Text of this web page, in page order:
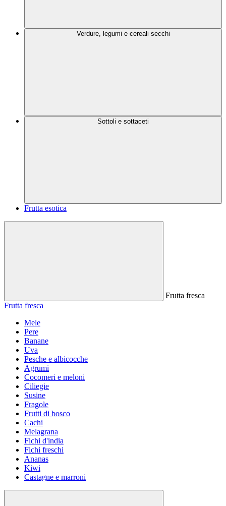
Verdure, legumi e cereali secchi
Sottoli e sottaceti
Frutta esotica
Frutta fresca
Frutta fresca
Mele
Pere
Banane
Uva
Pesche e albicocche
Agrumi
Cocomeri e meloni
Ciliegie
Susine
Fragole
Frutti di bosco
Cachi
Melagrana
Fichi d'india
Fichi freschi
Ananas
Kiwi
Castagne e marroni